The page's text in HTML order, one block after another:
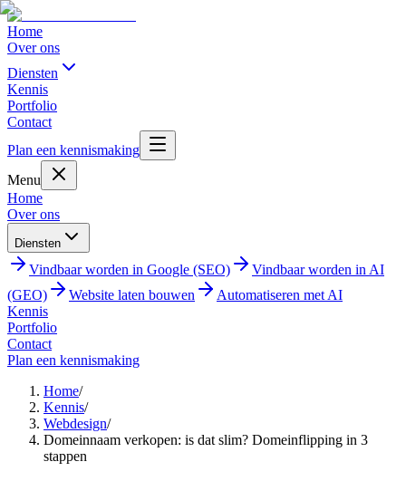
Home
Over ons
Diensten
Kennis
Portfolio
Contact
Plan een kennismaking
Menu
Home
Over ons
Diensten
Vindbaar worden in Google (SEO)
Vindbaar worden in AI
(GEO)
Website laten bouwen
Automatiseren met AI
Kennis
Portfolio
Contact
Plan een kennismaking
Home/
Kennis/
Webdesign/
Domeinnaam verkopen: is dat slim? Domeinflipping in 3
stappen